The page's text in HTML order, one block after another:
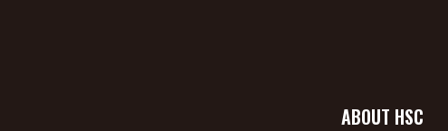
ABOUT HSC